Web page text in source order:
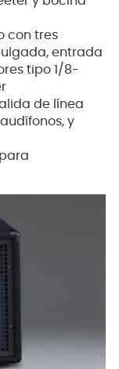
con tres
entrada
tipo 1/8-
de línea
y